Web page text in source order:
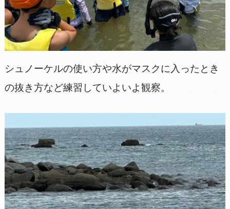
シュノーケルの使い方や水がマスクに入ったとき
の抜き方など練習していよいよ観察。